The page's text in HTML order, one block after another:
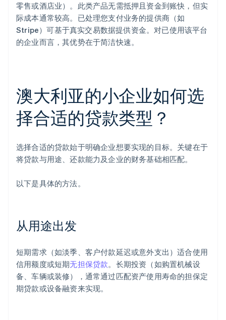
零售或酒店业）。此类产品无需抵押且资金到账快，但实
际成本通常较高。已处理您支付业务的提供商（如
Stripe）可基于真实交易数据提供资金。对已使用该平台
的企业而言，其优势在于简洁快速。
澳大利亚的小企业如何选
择合适的贷款类型？
选择合适的贷款始于明确企业想要实现的目标。关键在于
将贷款与用途、还款能力及企业的财务基础相匹配。
以下是具体的方法。
从用途出发
短期需求（如淡季、客户付款延迟或意外支出）适合使用
信用额度或短期无担保贷款。长期投资（如购置机械设
备、车辆或装修），通常通过匹配资产使用寿命的担保定
期贷款或设备融资来实现。